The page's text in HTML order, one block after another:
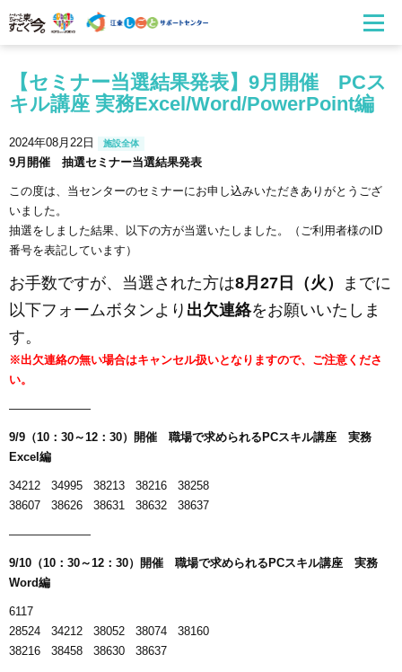
【セミナー当選結果発表】9月開催 PCス
キル講座 実務Excel/Word/PowerPoint編
2024年08月22日 施設全体
9月開催 抽選セミナー当選結果発表
この度は、当センターのセミナーにお申し込みいただきありがとうござ
いました。
抽選をしました結果、以下の方が当選いたしました。（ご利用者様のID
番号を表記しています）
お手数ですが、当選された方は8月27日（火）
までに
以下フォームボタンより 出欠連絡をお願いいたしま
す。
※出欠連絡の無い場合はキャンセル扱いとなりますので、ご注意くださ
い。
———————
9/9 （10：30～12：30）開催 職場で求められるPCスキル講座 実務
Excel編
34212 34995 38213 38216 38258
38607 38626 38631 38632 38637
———————
9/10（10：30～12：30）開催 職場で求められるPCスキル講座 実務
Word編
6117
28524 34212 38052 38074 38160
38216 38458 38630 38637